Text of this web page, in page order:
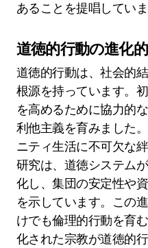
あることを提唱していま
道徳的行動の進化
道徳的行動は、社会的
根源を持っています。
を高めるために協力的
利他主義を育みました
ニティ生活に不可欠な
研究は、道徳システム
化し、集団の安定性や
を示しています。この
けでも倫理的行動を育
化された宗教が道徳的